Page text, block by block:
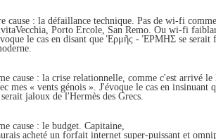
cause : la défaillance technique. Pas de wi-fi
Porto Ercole, San Remo. Ou wi-fi
le cas en disant que Ἑρμῆς - ἙΡΜΗΣ se serait
cause : la crise relationnelle, comme c'est arrivé
mes « vents génois ». J'évoque le cas en insinuant
jaloux de l'Hermès des Grecs.
cause : le budget. Capitaine,
s acheté un forfait internet super-puissant et